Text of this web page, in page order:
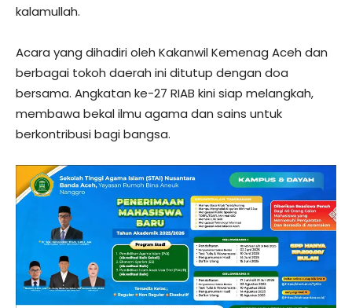
kalamullah.
​Acara yang dihadiri oleh Kakanwil Kemenag Aceh dan
berbagai tokoh daerah ini ditutup dengan doa
bersama. Angkatan ke-27 RIAB kini siap melangkah,
membawa bekal ilmu agama dan sains untuk
berkontribusi bagi bangsa.